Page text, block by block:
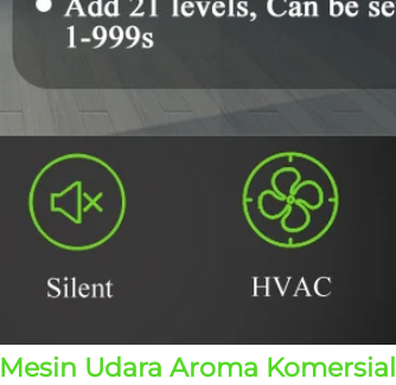
Mesin Udara Aroma Komersial